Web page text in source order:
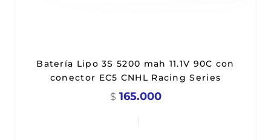
Batería Lipo 3S 5200 mah 11.1V 90C con
conector EC5 CNHL Racing Series
$ 165.000